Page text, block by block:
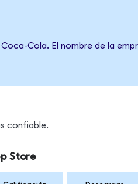
Cola. El nombre de la
confiable.
Store